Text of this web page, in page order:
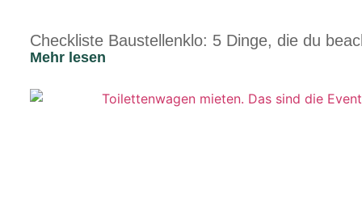
Checkliste Baustellenklo: 5 Dinge, die du
Mehr lesen